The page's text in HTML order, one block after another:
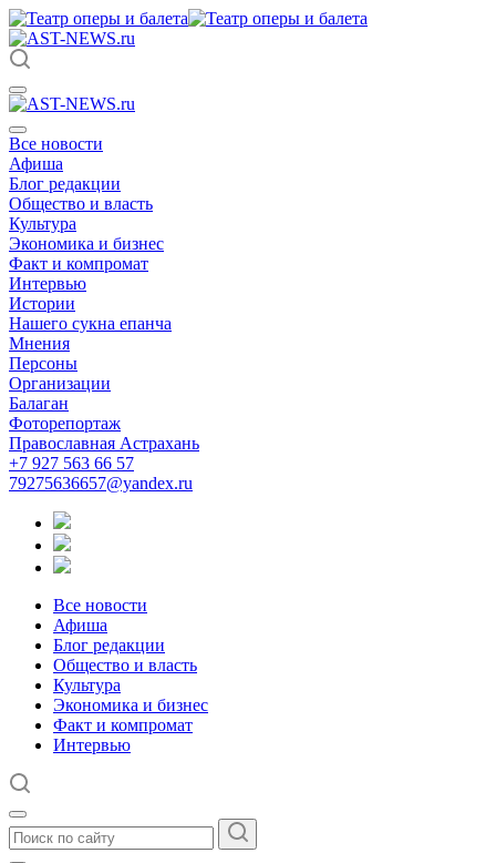
Все новости
Афиша
Блог редакции
Общество и власть
Культура
Экономика и бизнес
Факт и компромат
Интервью
Истории
Нашего сукна епанча
Мнения
Персоны
Организации
Балаган
Фоторепортаж
Православная Астрахань
+7 927 563 66 57
79275636657@yandex.ru
Все новости
Афиша
Блог редакции
Общество и власть
Культура
Экономика и бизнес
Факт и компромат
Интервью